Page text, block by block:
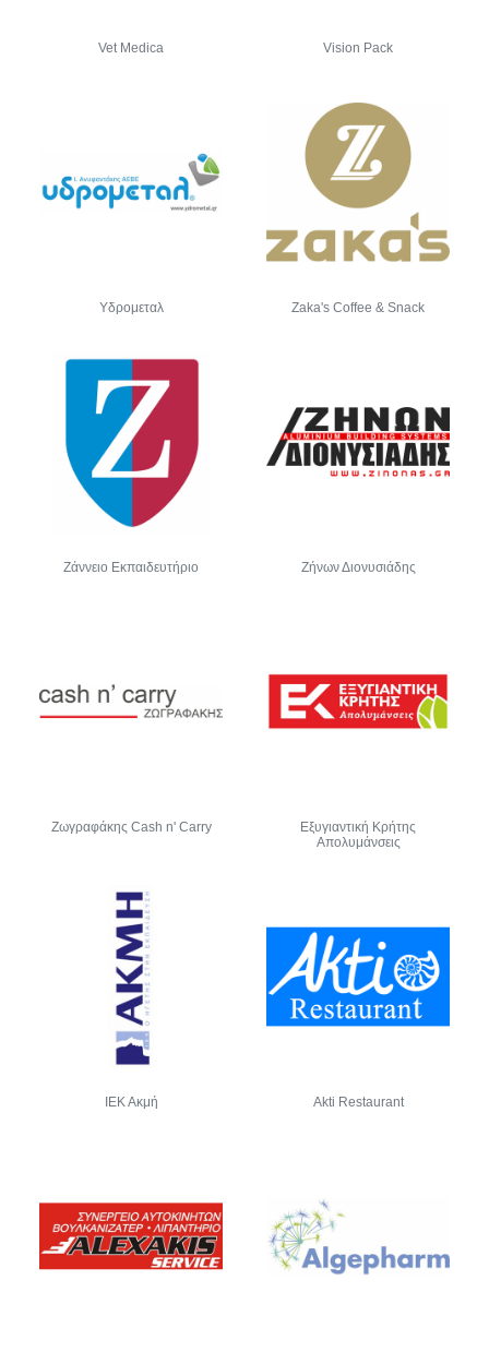
Vet Medica Vision Pack
Υδρομεταλ Zaka's Coffee & Snack
Ζάννειο Εκπαιδευτήριο Ζήνων Διονυσιάδης
Ζωγραφάκης Cash n' Carry
Εξυγιαντική Κρήτης
Απολυμάνσεις
ΙΕΚ Ακμή Akti Restaurant